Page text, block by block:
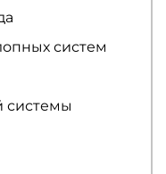
систем
системы